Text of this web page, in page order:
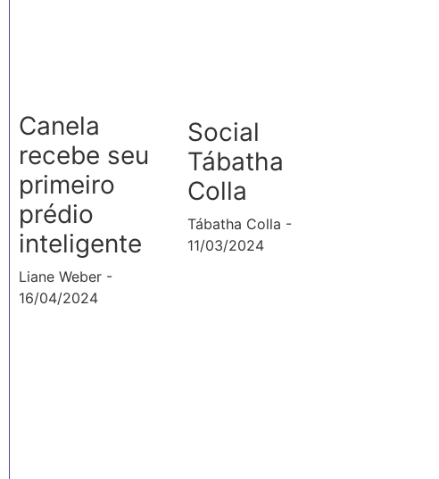
Canela
recebe seu
primeiro
prédio
inteligente
Liane Weber
16/04/2024
Social
Tábatha
Colla
Tábatha Colla
11/03/2024